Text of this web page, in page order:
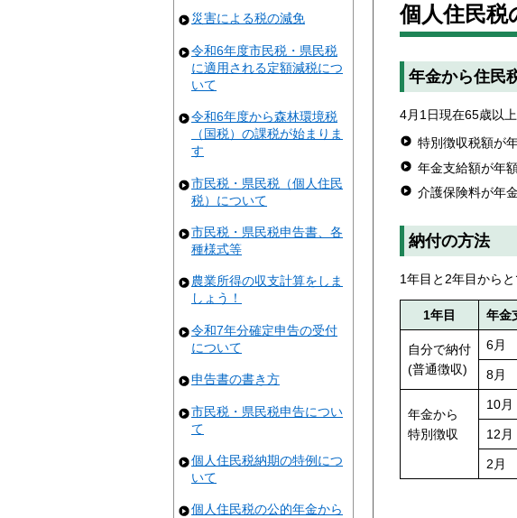
災害による税の減免
令和6年度市民税・県民税
に適用される定額減税につ
いて
令和6年度から森林環境税
（国税）の課税が始まりま
す
市民税・県民税（個人住民
税）について
市民税・県民税申告書、各
種様式等
農業所得の収支計算をしま
しょう！
令和7年分確定申告の受付
について
申告書の書き方
市民税・県民税申告につい
て
個人住民税納期の特例につ
いて
個人住民税の公的年金から
個人住民税
年金から住民
4月1日現在65歳以
特別徴収税額が
年金支給額が年
介護保険料が年
納付の方法
1年目と2年目からと
1年目 年金
自分で納付
(普通徴収)
6月
8月
年金から
特別徴収
10月
12月
2月